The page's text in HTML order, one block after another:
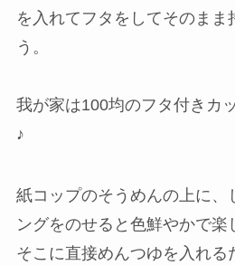
を入れてフタをしてそのまま
う。
我が家は100均のフタ付きカ
♪
紙コップのそうめんの上に、
ングをのせると色鮮やかで楽
そこに直接めんつゆを入れる